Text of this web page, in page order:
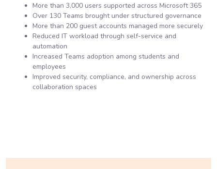
More than 3,000 users supported across Microsoft 365
Over 130 Teams brought under structured governance
More than 200 guest accounts managed more securely
Reduced IT workload through self-service and
automation
Increased Teams adoption among students and
employees
Improved security, compliance, and ownership across
collaboration spaces